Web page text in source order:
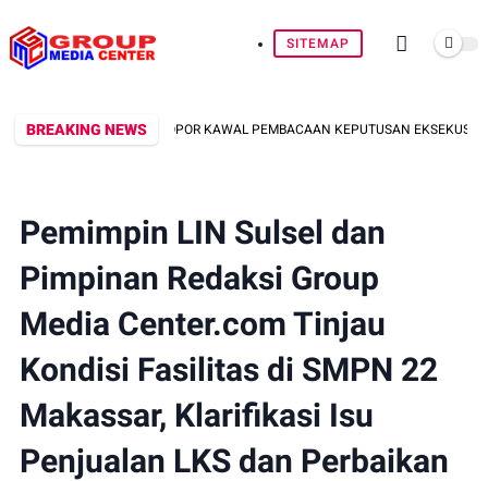
SITEMAP
BREAKING NEWS
BATALYON B PELOPOR KAWAL PEMBACAAN KEPUTUSAN EKSEKUSI LAHAN DI
Pemimpin LIN Sulsel dan
Pimpinan Redaksi Group
Media Center.com Tinjau
Kondisi Fasilitas di SMPN 22
Makassar, Klarifikasi Isu
Penjualan LKS dan Perbaikan